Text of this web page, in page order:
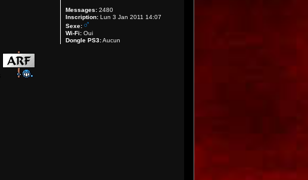
Messages: 2480
Inscription: Lun 3 Jan 2011 14:07
Sexe:
Wi-Fi: Oui
Dongle PS3:Aucun